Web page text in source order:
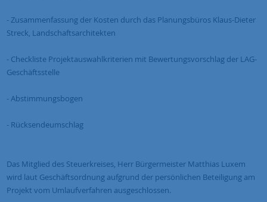
- Zusammenfassung der Kosten durch das Planungsbüros Klaus-Dieter
Streck, Landschaftsarchitekten
- Checkliste Projektauswahlkriterien mit Bewertungsvorschlag der LAG-
Geschäftsstelle
- Abstimmungsbogen
- Rücksendeumschlag
Das Mitglied des Steuerkreises, Herr Bürgermeister Matthias Luxem
wird laut Geschäftsordnung aufgrund der persönlichen Beteiligung am
Projekt vom Umlaufverfahren ausgeschlossen.